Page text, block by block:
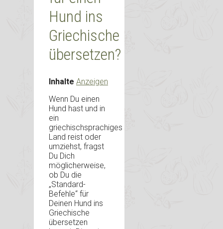
Hund ins
Griechische
übersetzen?
Inhalte Anzeigen
Wenn Du einen
Hund hast und in
ein
griechischsprachiges
Land reist oder
umziehst, fragst
Du Dich
möglicherweise,
ob Du die
„Standard-
Befehle“ für
Deinen Hund ins
Griechische
übersetzen